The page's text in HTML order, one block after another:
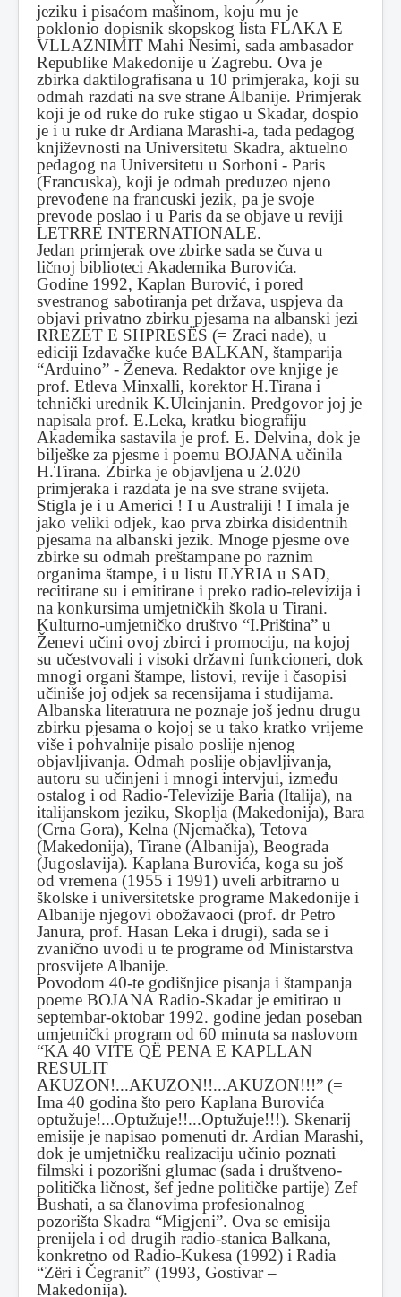
jeziku i pisaćom mašinom, koju mu je
poklonio dopisnik skopskog lista FLAKA E
VLLAZNIMIT Mahi Nesimi, sada ambasador
Republike Makedonije u Zagrebu. Ova je
zbirka daktilografisana u 10 primjeraka, koji su
odmah razdati na sve strane Albanije. Primjerak
koji je od ruke do ruke stigao u Skadar, dospio
je i u ruke dr Ardiana Marashi-a, tada pedagog
književnosti na Universitetu Skadra, aktuelno
pedagog na Universitetu u Sorboni - Paris
(Francuska), koji je odmah preduzeo njeno
prevođene na francuski jezik, pa je svoje
prevode poslao i u Paris da se objave u reviji
LETRRE INTERNATIONALE.
Jedan primjerak ove zbirke sada se čuva u
ličnoj biblioteci Akademika Burovića.
Godine 1992, Kaplan Burović, i pored
svestranog sabotiranja pet država, uspjeva da
objavi privatno zbirku pjesama na albanski jezi
RREZET E SHPRESËS (= Zraci nade), u
ediciji Izdavačke kuće BALKAN, štamparija
“Arduino” - Ženeva. Redaktor ove knjige je
prof. Etleva Minxalli, korektor H.Tirana i
tehnički urednik K.Ulcinjanin. Predgovor joj je
napisala prof. E.Leka, kratku biografiju
Akademika sastavila je prof. E. Delvina, dok je
bilješke za pjesme i poemu BOJANA učinila
H.Tirana. Zbirka je objavljena u 2.020
primjeraka i razdata je na sve strane svijeta.
Stigla je i u Americi ! I u Australiji ! I imala je
jako veliki odjek, kao prva zbirka disidentnih
pjesama na albanski jezik. Mnoge pjesme ove
zbirke su odmah preštampane po raznim
organima štampe, i u listu ILYRIA u SAD,
recitirane su i emitirane i preko radio-televizija i
na konkursima umjetničkih škola u Tirani.
Kulturno-umjetničko društvo “I.Priština” u
Ženevi učini ovoj zbirci i promociju, na kojoj
su učestvovali i visoki državni funkcioneri, dok
mnogi organi štampe, listovi, revije i časopisi
učiniše joj odjek sa recensijama i studijama.
Albanska literatrura ne poznaje još jednu drugu
zbirku pjesama o kojoj se u tako kratko vrijeme
više i pohvalnije pisalo poslije njenog
objavljivanja. Odmah poslije objavljivanja,
autoru su učinjeni i mnogi intervjui, između
ostalog i od Radio-Televizije Baria (Italija), na
italijanskom jeziku, Skoplja (Makedonija), Bara
(Crna Gora), Kelna (Njemačka), Tetova
(Makedonija), Tirane (Albanija), Beograda
(Jugoslavija). Kaplana Burovića, koga su još
od vremena (1955 i 1991) uveli arbitrarno u
školske i universitetske programe Makedonije i
Albanije njegovi obožavaoci (prof. dr Petro
Janura, prof. Hasan Leka i drugi), sada se i
zvanično uvodi u te programe od Ministarstva
prosvijete Albanije.
Povodom 40-te godišnjice pisanja i štampanja
poeme BOJANA Radio-Skadar je emitirao u
septembar-oktobar 1992. godine jedan poseban
umjetnički program od 60 minuta sa naslovom
“KA 40 VITE QË PENA E KAPLLAN
RESULIT
AKUZON!...AKUZON!!...AKUZON!!!” (=
Ima 40 godina što pero Kaplana Burovića
optužuje!...Optužuje!!...Optužuje!!!). Skenarij
emisije je napisao pomenuti dr. Ardian Marashi,
dok je umjetničku realizaciju učinio poznati
filmski i pozorišni glumac (sada i društveno-
politička ličnost, šef jedne političke partije) Zef
Bushati, a sa članovima profesionalnog
pozorišta Skadra “Migjeni”. Ova se emisija
prenijela i od drugih radio-stanica Balkana,
konkretno od Radio-Kukesa (1992) i Radia
“Zëri i Čegranit” (1993, Gostivar –
Makedonija).